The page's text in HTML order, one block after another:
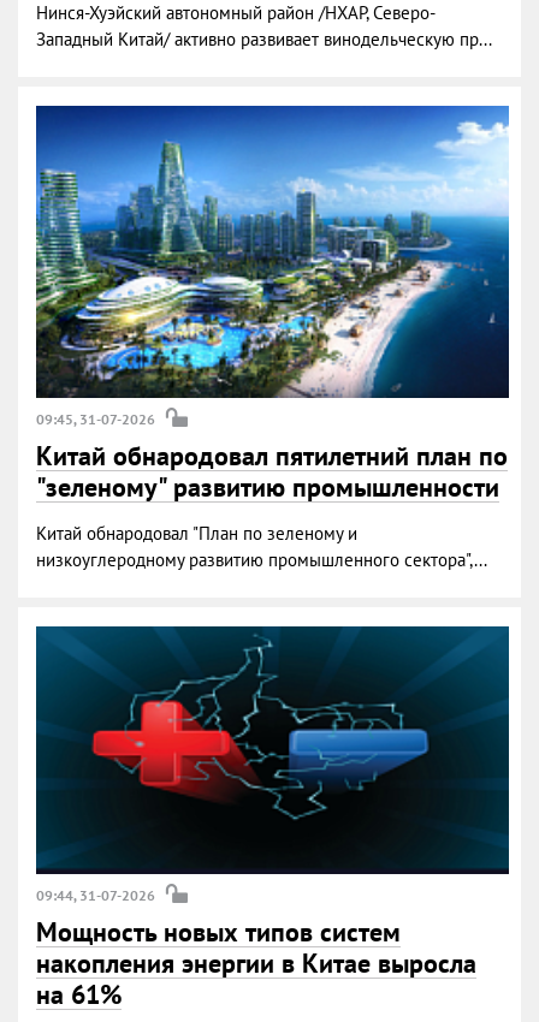
Нинся-Хуэйский автономный район /НХАР, Северо-
Западный Китай/ активно развивает винодельческую пр...
09:45, 31-07-2026
Китай обнародовал пятилетний план по
"зеленому" развитию промышленности
Китай обнародовал "План по зеленому и
низкоуглеродному развитию промышленного сектора",...
09:44, 31-07-2026
Мощность новых типов систем
накопления энергии в Китае выросла
на 61%